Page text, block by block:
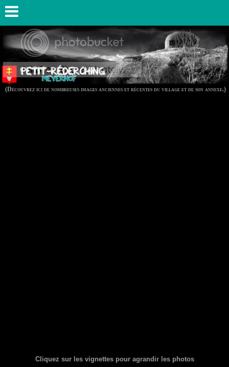
(Découvrez ici de nombreuses images anciennes et récentes du village et de son annexe.)
Cliquez sur les vignettes pour agrandir les photos